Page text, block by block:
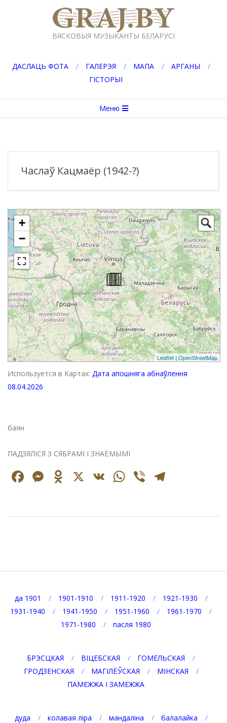
GRAJ.BY
ВЯСКОВЫЯ МУЗЫКАНТЫ БЕЛАРУСІ
ДАСЛАЦЬ ФОТА ГАЛЕРЭЯ МАПА
АРГАНЫ
ГІСТОРЫІ
меню
Меню
Часлаў Кацмаёр (1942-?)
+
−
Leaflet | OpenStreetMap
Используется в Картах: Дата апошняга абнаўлення
08.04.2026
баян
ПАДЗЯЛІСЯ З СЯБРАМІ І ЗНАЁМЫМІ
Facebook
Messenger
Odnoklassniki
X VK WhatsApp
Viber
да 1901 1901-1910 1911-1920
1921-1930
1931-1940
1941-1950 1951-1960
1961-1970
1971-1980
пасля 1980
БРЭСЦКАЯ ВІЦЕБСКАЯ
ГОМЕЛЬСКАЯ
ГРОДЗЕНСКАЯ
МАГІЛЁЎСКАЯ
МІНСКАЯ
ПАМЕЖЖА І ЗАМЕЖЖА
дуда колавая ліра мандаліна
балалайка